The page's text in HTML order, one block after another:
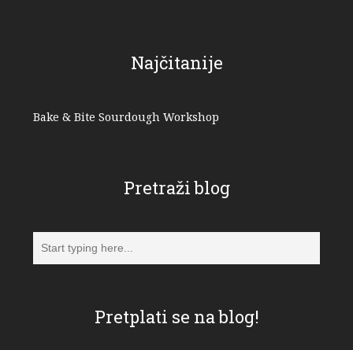
Najčitanije
Bake & Bite Sourdough Workshop
Pretraži blog
Pretplati se na blog!